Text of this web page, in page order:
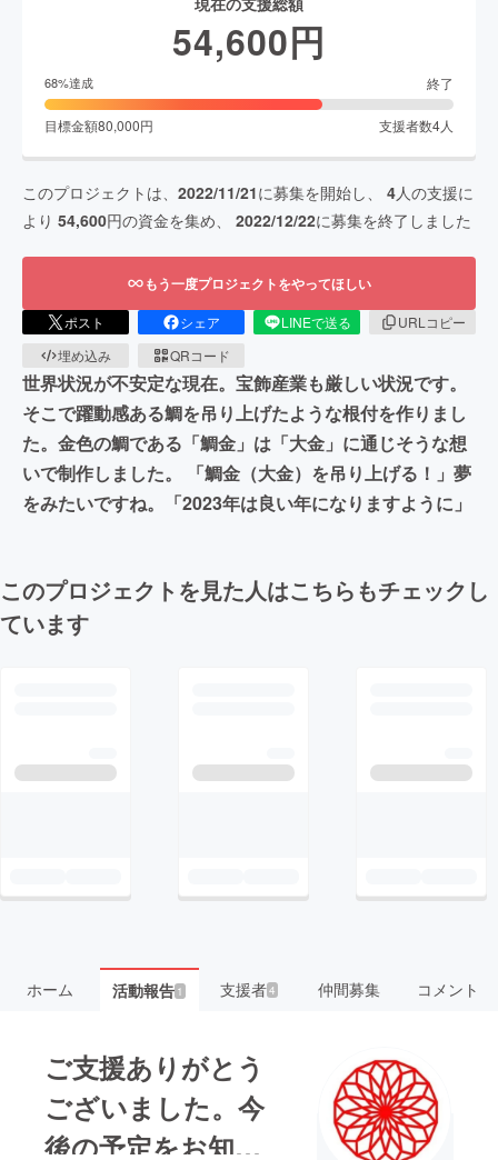
54,600円
68%達成 終了
目標金額80,000円 支援者数4人
このプロジェクトは、 2022/11/21に募集を開始し、 4人の支援に
より 54,600円の資金を集め、 2022/12/22に募集を終了しました
もう一度プロジェクトをやってほしい
ポスト シェア LINEで送る
URLコピー
埋め込み
QRコード
世界状況が不安定な現在。宝飾産業も厳しい状況です。
そこで躍動感ある鯛を吊り上げたような根付を作りまし
た。金色の鯛である「鯛金」は「大金」に通じそうな想
いで制作しました。 「鯛金（大金）を吊り上げる！」夢
をみたいですね。「2023年は良い年になりますように」
このプロジェクトを見た人はこちらもチェックし
ています
ホーム 活動報告1 支援者4 仲間募集 コメント
ご支援ありがとう
ございました。今
後の予定をお知ら